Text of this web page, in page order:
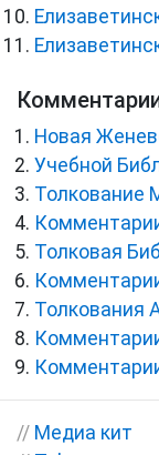
Новая
Учебной
Толкование
Толковая
Толкования
// Медиа кит